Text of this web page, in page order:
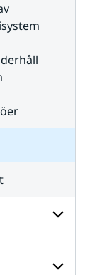
Undersidor
för